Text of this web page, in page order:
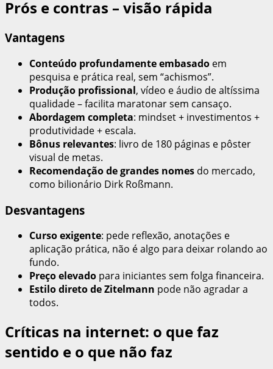
Prós e contras – visão rápida
Vantagens
Conteúdo profundamente embasado em
pesquisa e prática real, sem “achismos”.
Produção profissional, vídeo e áudio de altíssima
qualidade – facilita maratonar sem cansaço.
Abordagem completa: mindset + investimentos +
produtividade + escala.
Bônus relevantes: livro de 180 páginas e pôster
visual de metas.
Recomendação de grandes nomes do mercado,
como bilionário Dirk Roßmann.
Desvantagens
Curso exigente: pede reflexão, anotações e
aplicação prática, não é algo para deixar rolando ao
fundo.
Preço elevado para iniciantes sem folga financeira.
Estilo direto de Zitelmann pode não agradar a
todos.
Críticas na internet: o que faz
sentido e o que não faz